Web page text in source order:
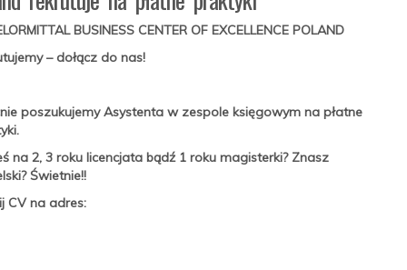
BUSINESS CENTER OF EXCELLENCE POLAND
– dołącz do nas!
poszukujemy Asystenta w zespole księgowym na płatne
na 2, 3 roku licencjata bądź 1 roku magisterki? Znasz
Świetnie!!
CV na adres: